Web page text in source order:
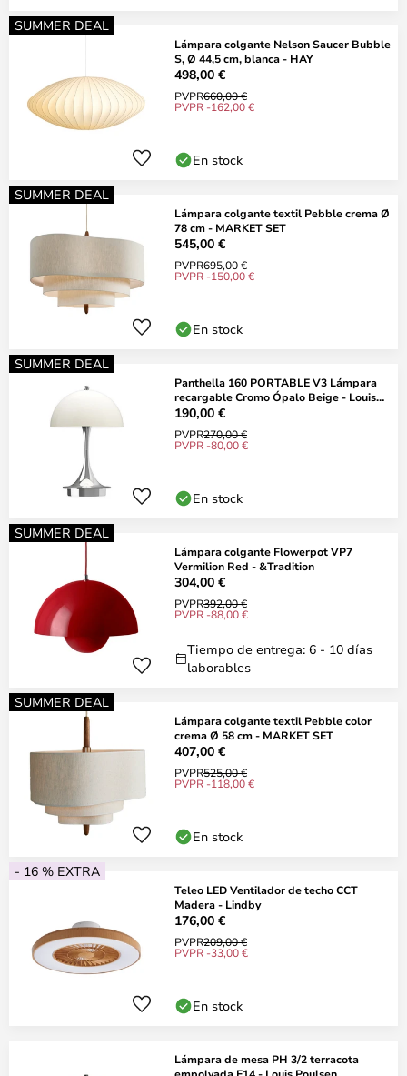
SUMMER DEAL
Lámpara colgante Nelson Saucer Bubble
S, Ø 44,5 cm, blanca - HAY
498,00 €
PVPR660,00 €
PVPR -162,00 €
En stock
SUMMER DEAL
Lámpara colgante textil Pebble crema Ø
78 cm - MARKET SET
545,00 €
PVPR695,00 €
PVPR -150,00 €
En stock
SUMMER DEAL
Panthella 160 PORTABLE V3 Lámpara
recargable Cromo Ópalo Beige - Louis
Poulsen
190,00 €
PVPR270,00 €
PVPR -80,00 €
En stock
SUMMER DEAL
Lámpara colgante Flowerpot VP7
Vermilion Red - &Tradition
304,00 €
PVPR392,00 €
PVPR -88,00 €
Tiempo de entrega: 6 - 10 días
laborables
SUMMER DEAL
Lámpara colgante textil Pebble color
crema Ø 58 cm - MARKET SET
407,00 €
PVPR525,00 €
PVPR -118,00 €
En stock
- 16 % EXTRA
Teleo LED Ventilador de techo CCT
Madera - Lindby
176,00 €
PVPR209,00 €
PVPR -33,00 €
En stock
Lámpara de mesa PH 3/2 terracota